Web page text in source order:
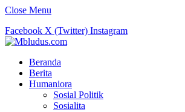
Close Menu
Facebook X (Twitter) Instagram
Beranda
Berita
Humaniora
Sosial Politik
Sosialita